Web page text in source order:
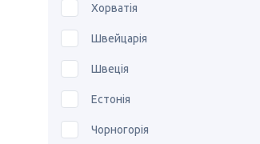
Хорватія
Швейцарія
Швеція
Естонія
Чорногорія